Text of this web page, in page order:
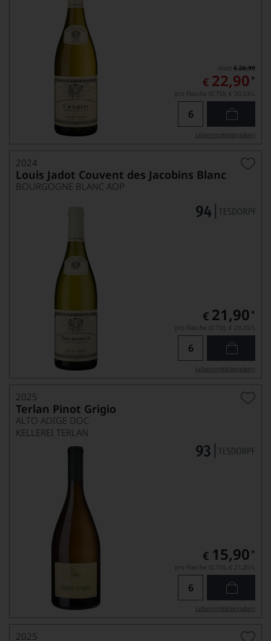
€ 26,90
€ 22,90 *
pro Flasche (0.75l), € 30,53/L
Lebensmittel­angaben
2024
Louis Jadot Couvent des Jacobins Blanc
BOURGOGNE BLANC AOP
€ 21,90 *
pro Flasche (0.75l), € 29,20/L
Lebensmittel­angaben
2025
Terlan Pinot Grigio
ALTO ADIGE DOC
KELLEREI TERLAN
€ 15,90 *
pro Flasche (0.75l), € 21,20/L
Lebensmittel­angaben
2025